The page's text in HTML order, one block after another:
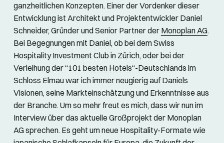
ganzheitlichen Konzepten. Einer der Vordenker dieser
Entwicklung ist Architekt und Projektentwickler Daniel
Schneider, Gründer und Senior Partner der Monoplan AG.
Bei Begegnungen mit Daniel, ob bei dem Swiss
Hospitality Investment Club in Zürich, oder bei der
Verleihung der “101 besten Hotels“-Deutschlands im
Schloss Elmau war ich immer neugierig auf Daniels
Visionen, seine Markteinschätzung und Erkenntnisse aus
der Branche. Um so mehr freut es mich, dass wir nun im
Interview über das aktuelle Großprojekt der Monoplan
AG sprechen. Es geht um neue Hospitality-Formate wie